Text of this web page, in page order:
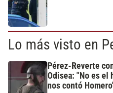
Lo más visto en
Pérez-Reverte
Odisea: "No es el
nos contó